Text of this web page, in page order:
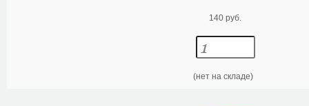
140 руб.
(нет на складе)